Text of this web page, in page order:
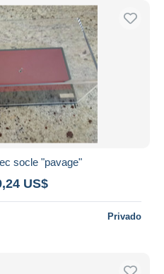
socle "pavage"
US$
Privado